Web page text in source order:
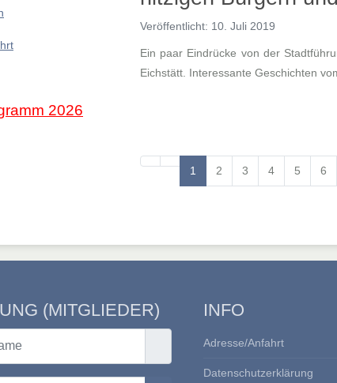
2026
Veröffentlicht: 10. Juli 2019
Ein paar Eindrücke von der
Eichstätt. Interessante Geschichten
1 2 3 4 5 6
(MITGLIEDER) INFO
Adresse/Anfahrt
Datenschutzerklärung